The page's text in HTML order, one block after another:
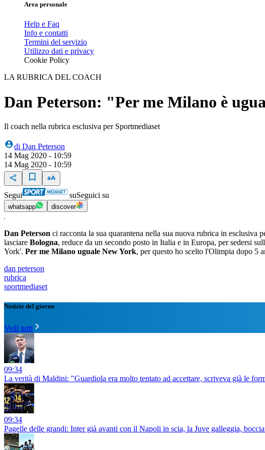
Area personale
Help e Faq
Info e contatti
Termini del servizio
Utilizzo dati e privacy
Cookie Policy
LA RUBRICA DEL COACH
Dan Peterson: "Per me Milano è
Il coach nella rubrica esclusiva per Sportmediaset
di Dan Peterson
14 Mag 2020 - 10:59
14 Mag 2020 - 10:59
Segui suSeguici su
whatsapp discover
Dan Peterson ci racconta la sua quarantena nella sua nuova rubrica in esclusiva
lasciare Bologna, reduce da un secondo posto in Italia e in Europa, per sedersi
York'. Per me Milano uguale New York, per questo ho scelto l'Olimpia dopo 5
dan peterson
rubrica
sportmediaset
Notizie del giorno
Vedi tutti
09:34
La verità di Maldini: "Guardiola era molto tentato ad accettare, scriveva già le
09:34
Pagelle delle grandi: Inter già avanti con il Napoli in scia, la Juve galleggia,